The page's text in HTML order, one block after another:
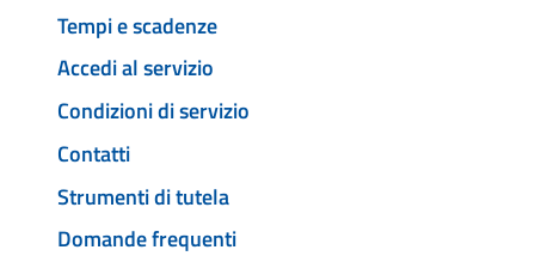
Tempi e scadenze
Accedi al servizio
Condizioni di servizio
Contatti
Strumenti di tutela
Domande frequenti